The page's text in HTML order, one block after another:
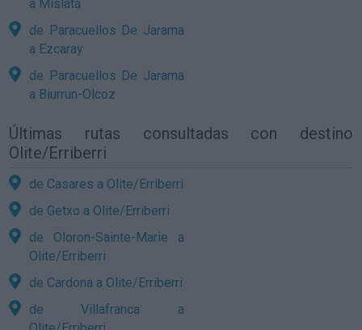
a Mislata
de Paracuellos De Jarama
a Ezcaray
de Paracuellos De Jarama
a Biurrun-Olcoz
Últimas rutas consultadas con destino
Olite/Erriberri
de Casares a Olite/Erriberri
de Getxo a Olite/Erriberri
de Oloron-Sainte-Marie a
Olite/Erriberri
de Cardona a Olite/Erriberri
de Villafranca a